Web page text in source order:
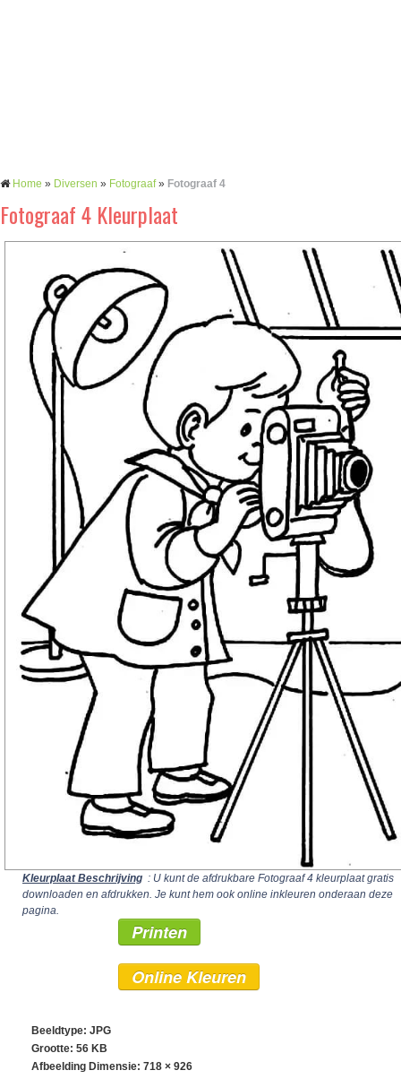
Home » Diversen » Fotograaf» Fotograaf 4
Fotograaf 4 Kleurplaat
Kleurplaat Beschrijving : U kunt de afdrukbare Fotograaf 4 kleurplaat gratis
downloaden en afdrukken. Je kunt hem ook online inkleuren onderaan deze
pagina.
Printen
Online Kleuren
Beeldtype: JPG
Grootte: 56 KB
Afbeelding Dimensie: 718 × 926